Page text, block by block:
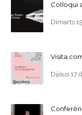
Col·loqui
Dimarts
Visita
Dijous 17